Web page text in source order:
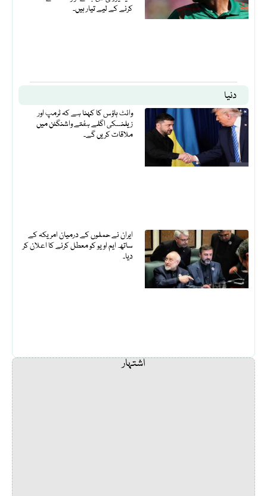
کرنے کے لیے تیار ہیں۔
دنیا
وائٹ ہاؤس کا کہنا ہے کہ ٹرمپ اور
زیلنسکی اگلے ہفتے واشنگٹن میں
ملاقات کریں گے۔
ایران نے حملوں کے درمیان امریکہ کے
ساتھ ایم او یو کو معطل کرنے کا اعلان کر
دیا۔
اشتہار